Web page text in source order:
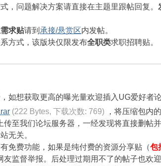
，问题解决方案请直接在主题里跟帖回复。
求贴请到 承接/悬赏区内发帖。
方式，该版块仅限发布全职类求职招聘贴。
如想获取更高的曝光量欢迎插入UG爱好者
(222 Bytes, 下载次数: 769)
，将压缩包内
传至我们论坛服务器，一经发现将直接删帖
无关。
免费功能，如果是纯付费的资源分享贴（包
监督举报。后处理过期用不了的帖子也欢